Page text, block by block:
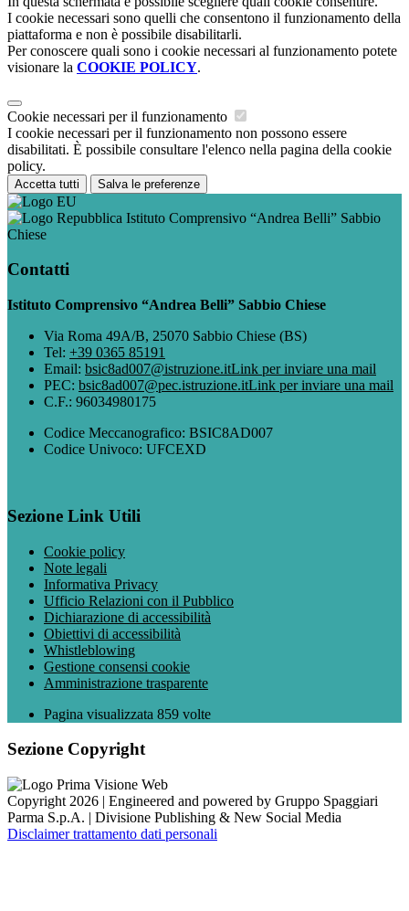
I cookie necessari sono quelli che consentono il funzionamento della
piattaforma e non è possibile disabilitarli.
Per conoscere quali sono i cookie necessari al funzionamento potete
visionare la COOKIE POLICY.
Cookie necessari per il funzionamento
I cookie necessari per il funzionamento non possono essere
disabilitati. È possibile consultare l'elenco nella pagina della cookie
policy.
Accetta tutti Salva le preferenze
Istituto Comprensivo “Andrea Belli” Sabbio
Chiese
Contatti
Istituto Comprensivo “Andrea Belli” Sabbio Chiese
Via Roma 49A/B, 25070 Sabbio Chiese (BS)
Tel: +39 0365 85191
Email: bsic8ad007@istruzione.itLink per inviare una mail
PEC: bsic8ad007@pec.istruzione.itLink per inviare una mail
C.F.: 96034980175
Codice Meccanografico: BSIC8AD007
Codice Univoco: UFCEXD
Sezione Link Utili
Cookie policy
Note legali
Informativa Privacy
Ufficio Relazioni con il Pubblico
Dichiarazione di accessibilità
Obiettivi di accessibilità
Whistleblowing
Gestione consensi cookie
Amministrazione trasparente
Pagina visualizzata 859 volte
Sezione Copyright
Copyright 2026 | Engineered and powered by Gruppo Spaggiari
Parma S.p.A. | Divisione Publishing & New Social Media
Disclaimer trattamento dati personali